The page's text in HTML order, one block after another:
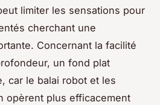
limiter les sensations pour
cherchant une
Concernant la facilité
un fond plat
car le balai robot et les
opèrent plus efficacement